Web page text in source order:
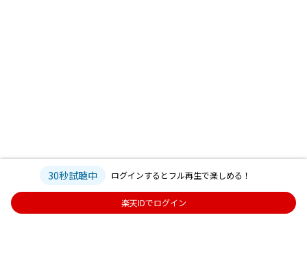
30秒試聴中 ログインするとフル再生で楽しめる！
楽天IDでログイン